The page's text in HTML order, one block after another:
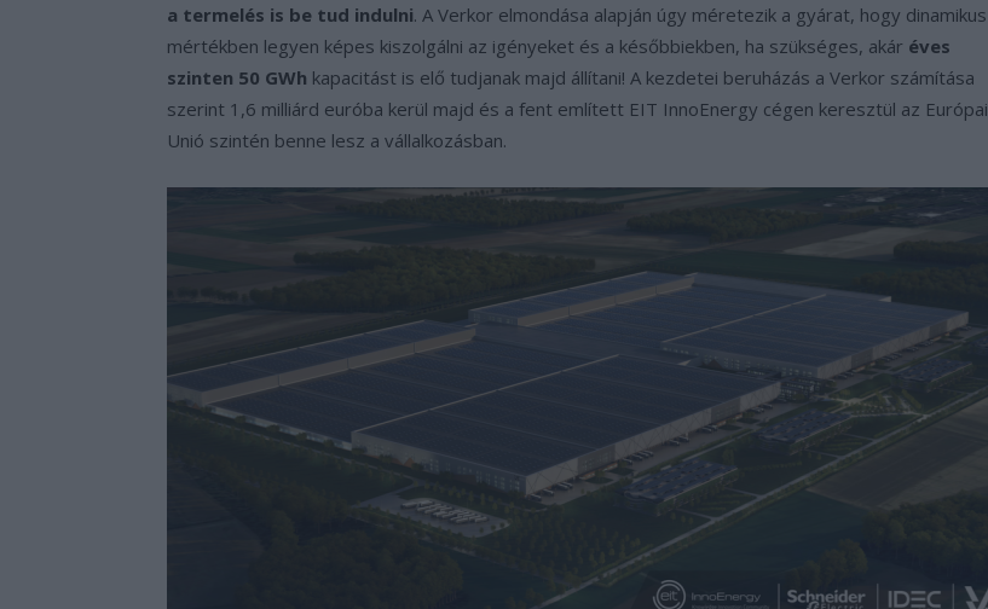
a termelés is be tud indulni. A Verkor elmondása alapján úgy méretezik a gyárat, hogy dinamikus
mértékben legyen képes kiszolgálni az igényeket és a későbbiekben, ha szükséges, akár éves
szinten 50 GWh kapacitást is elő tudjanak majd állítani! A kezdetei beruházás a Verkor számítása
szerint 1,6 milliárd euróba kerül majd és a fent említett EIT InnoEnergy cégen keresztül az Európai
Unió szintén benne lesz a vállalkozásban.